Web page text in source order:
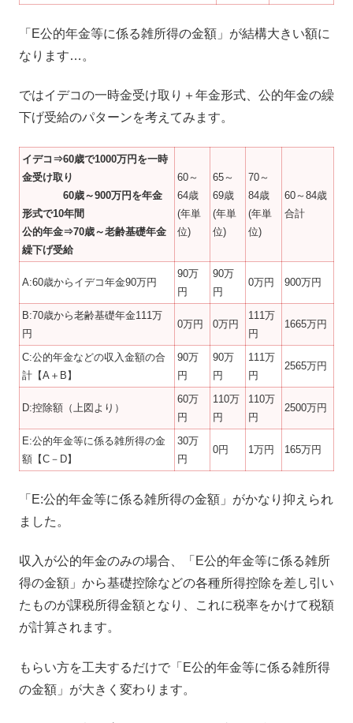
「E公的年金等に係る雑所得の金額」が結構大きい額に
なります…。
ではイデコの一時金受け取り＋年金形式、公的年金の繰
下げ受給のパターンを考えてみます。
イデコ⇒60歳で1000万円を一時
金受け取り
60歳～900万円を年金
形式で10年間
公的年金⇒70歳～老齢基礎年金
繰下げ受給
60～
64歳
(年単
位)
65～
69歳
(年単
位)
70～
84歳
(年単
位)
60～84歳
合計
A:60歳からイデコ年金90万円
90万
円
90万
円
0万円 900万円
B:70歳から老齢基礎年金111万
円
0万円 0万円
111万
円
1665万円
C:公的年金などの収入金額の合
計【A＋B】
90万
円
90万
円
111万
円
2565万円
D:控除額（上図より）
60万
円
110万
円
110万
円
2500万円
E:公的年金等に係る雑所得の金
額【C－D】
30万
円
0円 1万円 165万円
「E:公的年金等に係る雑所得の金額」がかなり抑えられ
ました。
収入が公的年金のみの場合、「E公的年金等に係る雑所
得の金額」から基礎控除などの各種所得控除を差し引い
たものが課税所得金額となり、これに税率をかけて税額
が計算されます。
もらい方を工夫するだけで「E公的年金等に係る雑所得
の金額」が大きく変わります。